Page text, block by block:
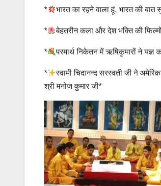
* भारत का रहने वाला हूं, भारत की बात
* बेहतरीन कला और देश भक्ति की
* परमार्थ निकेतन में ऋषिकुमारों ने यज्ञ
*
स्वामी चिदानन्द सरस्वती जी ने
श्री मनोज कुमार जी*